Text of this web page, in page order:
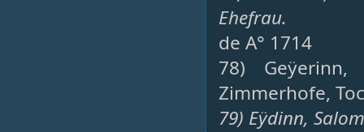
Ehefrau.
de A° 1714
78)
Zimmerhofe,
79) Eÿdinn,